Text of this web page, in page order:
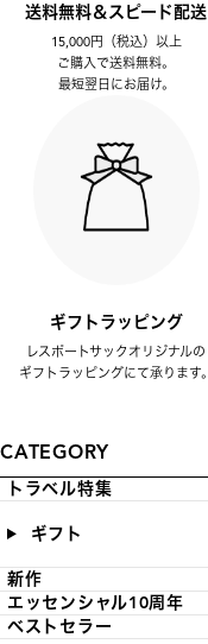
送料無料＆スピード配送
15,000円（税込）以上
ご購入で送料無料。
最短翌日にお届け。
ギフトラッピング
レスポートサックオリジナルの
ギフトラッピングにて承ります。
CATEGORY
トラベル特集
ギフト
新作
エッセンシャル10周年
ベストセラー